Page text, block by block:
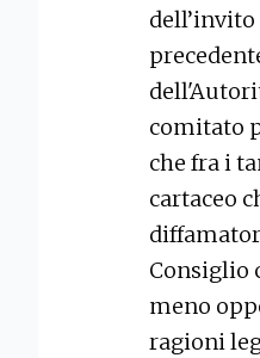
comitato
che fra i
cartaceo
Consiglio
meno
ragioni